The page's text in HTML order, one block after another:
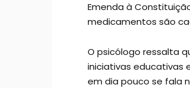
Emenda à
medicamentos são
O psicólogo ressalta
iniciativas educativas
em dia pouco se fala